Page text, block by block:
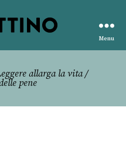
Menu
allarga la vita /
pene